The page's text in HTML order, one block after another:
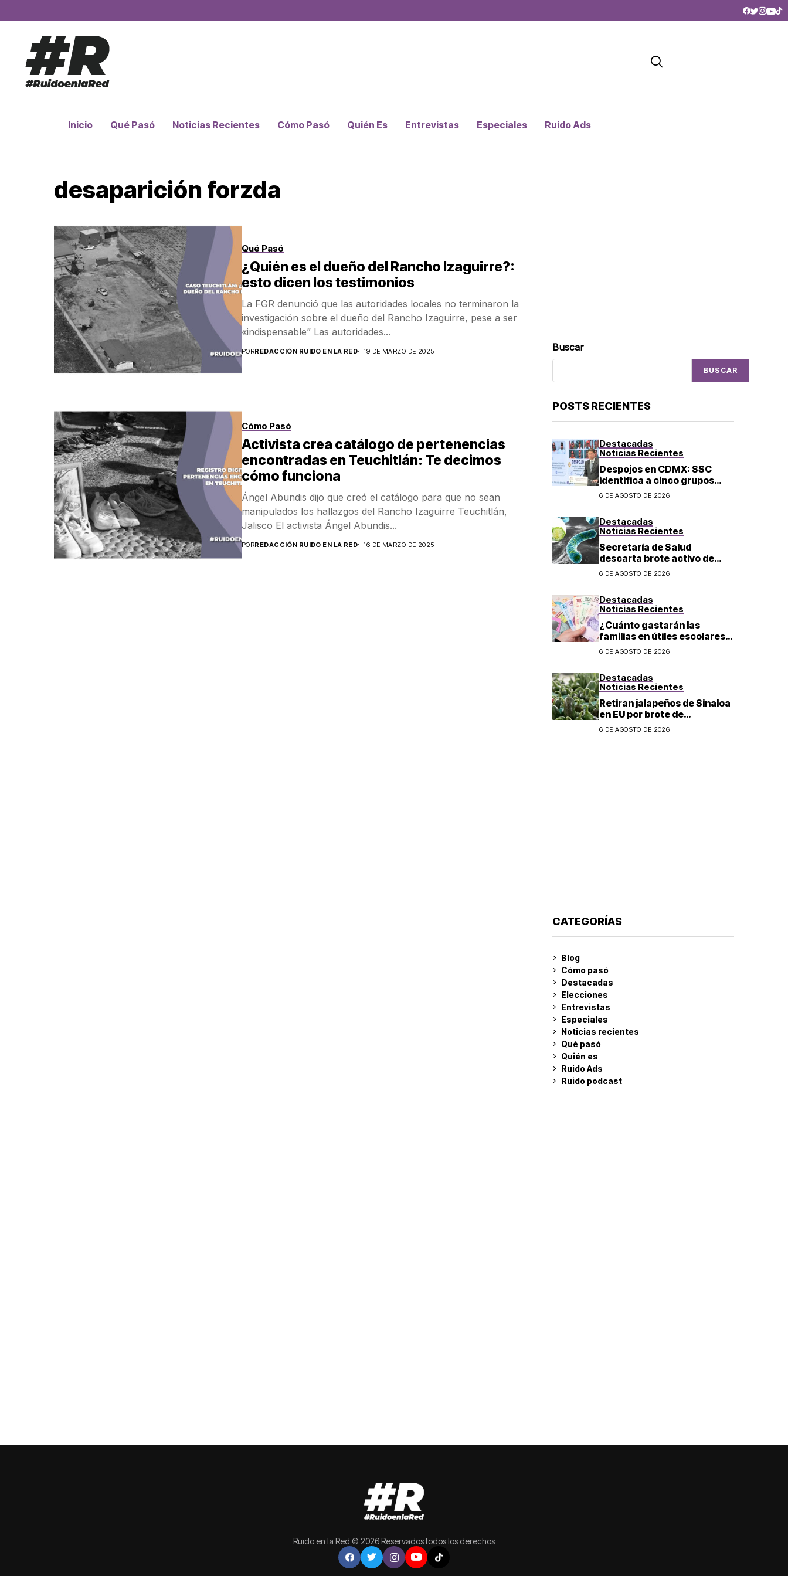
Inicio Qué Pasó Noticias Recientes Cómo Pasó Quién Es Entrevistas Especiales Ruido Ads
desaparición forzda
Qué Pasó
¿Quién es el dueño del Rancho Izaguirre?:
esto dicen los testimonios
La FGR denunció que las autoridades locales no terminaron la
investigación sobre el dueño del Rancho Izaguirre, pese a ser
«indispensable” Las autoridades...
PORREDACCIÓN RUIDO EN LA RED 19 DE MARZO DE 2025
Cómo Pasó
Activista crea catálogo de pertenencias
encontradas en Teuchitlán: Te decimos
cómo funciona
Ángel Abundis dijo que creó el catálogo para que no sean
manipulados los hallazgos del Rancho Izaguirre Teuchitlán,
Jalisco El activista Ángel Abundis...
PORREDACCIÓN RUIDO EN LA RED 16 DE MARZO DE 2025
Buscar
BUSCAR
POSTS RECIENTES
Destacadas
Noticias Recientes
Despojos en CDMX: SSC
identifica a cinco grupos
criminales vinculados a este
6 DE AGOSTO DE 2026
Destacadas
Noticias Recientes
Secretaría de Salud
descarta brote activo de
ciclosporiasis en México y
6 DE AGOSTO DE 2026
Destacadas
Noticias Recientes
¿Cuánto gastarán las
familias en útiles escolares?
Costo aumenta a 6 mil pesos
6 DE AGOSTO DE 2026
Destacadas
Noticias Recientes
Retiran jalapeños de Sinaloa
en EU por brote de
Salmonella; CDC reportan
6 DE AGOSTO DE 2026
CATEGORÍAS
Blog
Cómo pasó
Destacadas
Elecciones
Entrevistas
Especiales
Noticias recientes
Qué pasó
Quién es
Ruido Ads
Ruido podcast
Ruido en la Red © 2026 Reservados todos los derechos